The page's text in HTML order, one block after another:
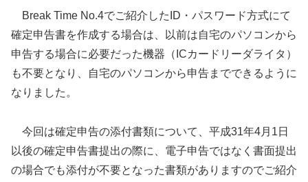
Break Time No.4でご紹介したID・パスワード方式にて
確定申告書を作成する場合は、以前は自宅のパソコンから
申告する場合に必要だった機器（ICカードリーダライタ）
も不要となり、自宅のパソコンから申告までできるように
なりました。
今回は確定申告の添付書類について、平成31年4月1日
以後の確定申告書提出の際に、電子申告ではなく書面提出
の場合でも添付が不要となった書類がありますのでご紹介